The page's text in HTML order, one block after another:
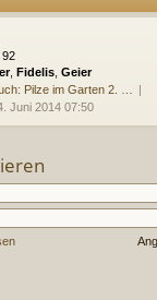
92
, Fidelis Geier
Pilze im Garten 2. …
Juni 2014 07:50